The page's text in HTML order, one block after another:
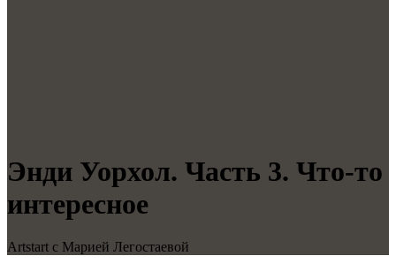
Энди Уорхол. Часть 3. Что-то
интересное
Artstart с Марией Легостаевой